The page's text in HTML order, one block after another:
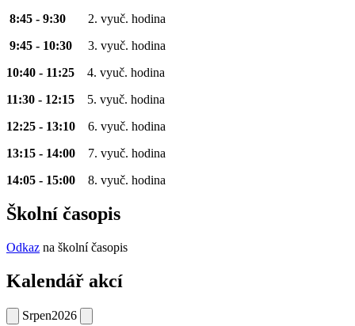
8:45 - 9:30 2. vyuč. hodina
9:45 - 10:30 3. vyuč. hodina
10:40 - 11:25 4. vyuč. hodina
11:30 - 12:15 5. vyuč. hodina
12:25 - 13:10 6. vyuč. hodina
13:15 - 14:00 7. vyuč. hodina
14:05 - 15:00 8. vyuč. hodina
Školní časopis
Odkaz na školní časopis
Kalendář akcí
Srpen2026